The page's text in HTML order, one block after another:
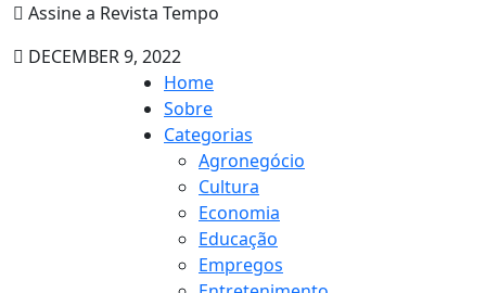
Assine a Revista Tempo
DECEMBER 9, 2022
Home
Sobre
Categorias
Agronegócio
Cultura
Economia
Educação
Empregos